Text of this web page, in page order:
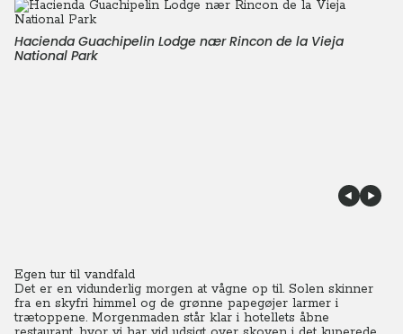
Hacienda Guachipelin Lodge nær Rincon de la Vieja
National Park
Egen tur til vandfald
Det er en vidunderlig morgen at vågne op til. Solen skinner
fra en skyfri himmel og de grønne papegøjer larmer i
trætoppene. Morgenmaden står klar i hotellets åbne